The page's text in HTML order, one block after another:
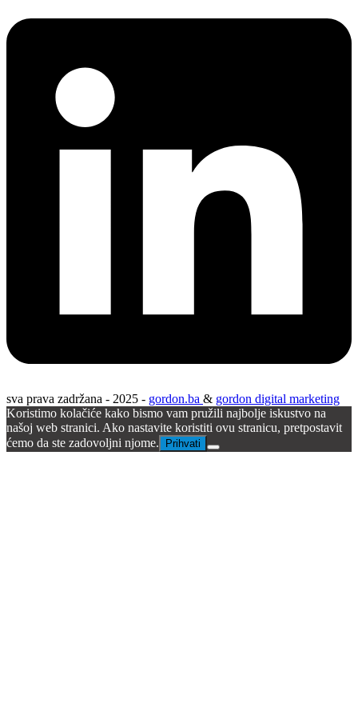
sva prava zadržana - 2025 - gordon.ba & gordon digital marketing
Koristimo kolačiće kako bismo vam pružili najbolje iskustvo na
našoj web stranici. Ako nastavite koristiti ovu stranicu, pretpostavit
ćemo da ste zadovoljni njome.
Prihvati